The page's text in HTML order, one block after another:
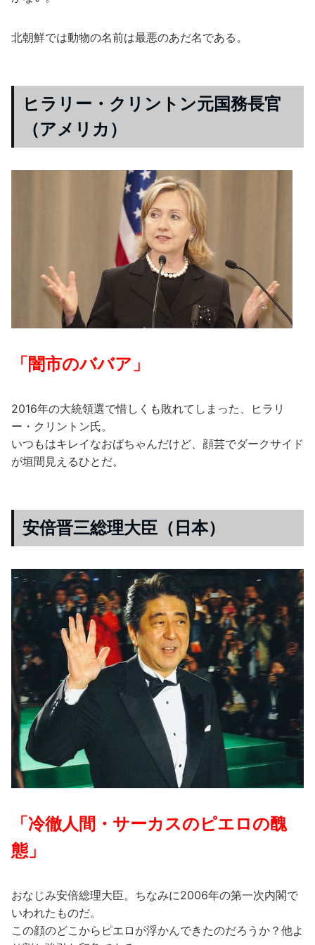
北朝鮮では動物の名前は最悪のあだ名である。
ヒラリー・クリントン元国務長官
（アメリカ）
「闇市のババア」
2016年の大統領選で惜しくも敗れてしまった、ヒラリ
ー・クリントン氏。
いつもはキレイなおばちゃんだけど、顔芸でダークサイド
が垣間見えるひとだ。
安倍晋三総理大臣（日本）
「冷徹人間・サーカスのピエロの醜
態」
おなじみ安倍総理大臣。ちなみに2006年の第一次内閣で
いわれたものだ。
この顔のどこからピエロが浮かんできたのだろうか？他よ